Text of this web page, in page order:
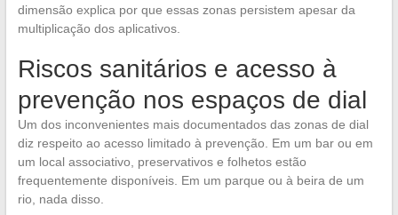
dimensão explica por que essas zonas persistem apesar da
multiplicação dos aplicativos.
Riscos sanitários e acesso à
prevenção nos espaços de dial
Um dos inconvenientes mais documentados das zonas de dial
diz respeito ao acesso limitado à prevenção. Em um bar ou em
um local associativo, preservativos e folhetos estão
frequentemente disponíveis. Em um parque ou à beira de um
rio, nada disso.